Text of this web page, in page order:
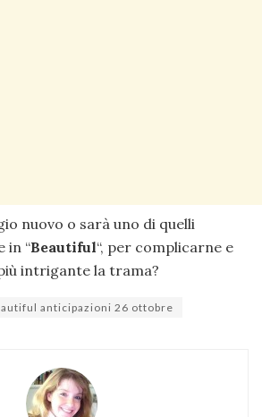
nuovo o sarà uno di quelli
in “Beautiful“, per complicarne e
intrigante la trama?
anticipazioni 26 ottobre